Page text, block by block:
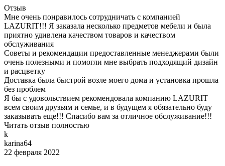
Отзыв
Мне очень понравилось сотрудничать с компанией
LAZURIT!!! Я заказала несколько предметов мебели и была
приятно удивлена качеством товаров и качеством
обслуживания
Советы и рекомендации предоставленные менеджерами были
очень полезными и помогли мне выбрать подходящий дизайн
и расцветку
Доставка была быстрой возле моего дома и установка прошла
без проблем
Я бы с удовольствием рекомендовала компанию LAZURIT
всем своим друзьям и семье, и в будущем я обязательно буду
заказывать еще!!! Спасибо вам за отличное обслуживание!!!
Читать отзыв полностью
k
karina64
22 февраля 2022